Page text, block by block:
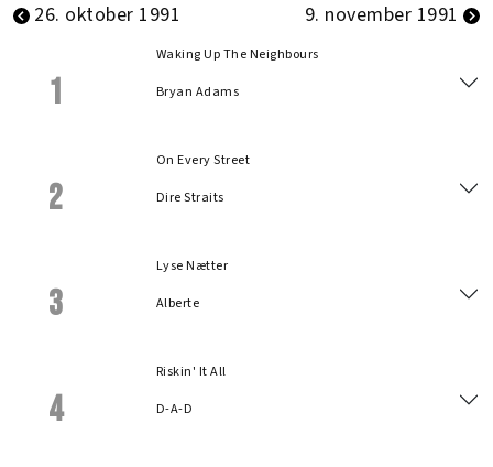
26. oktober 1991 9. november 1991
1
Waking Up The Neighbours
Bryan Adams
2
On Every Street
Dire Straits
3
Lyse Nætter
Alberte
4
Riskin' It All
D-A-D